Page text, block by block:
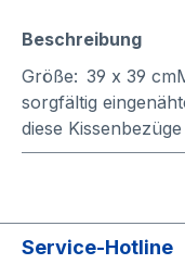
Beschreibung
Größe: 39 x 39
sorgfältig
diese
Service-Hotline